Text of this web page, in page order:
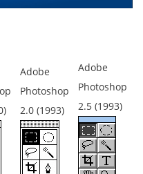
Adobe
Photoshop
2.0 (1993)
Adobe
Photoshop
2.5 (1993)